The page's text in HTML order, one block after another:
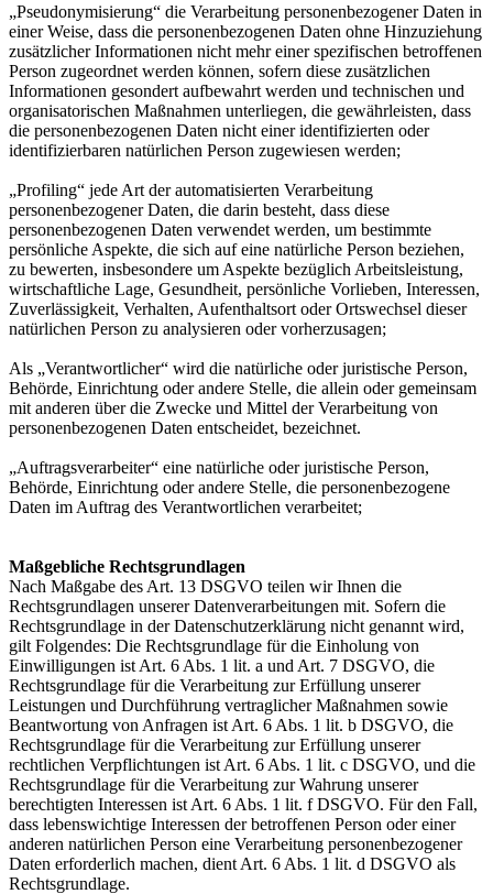
„Pseudonymisierung“ die Verarbeitung personenbezogener Daten in
einer Weise, dass die personenbezogenen Daten ohne Hinzuziehung
zusätzlicher Informationen nicht mehr einer spezifischen betroffenen
Person zugeordnet werden können, sofern diese zusätzlichen
Informationen gesondert aufbewahrt werden und technischen und
organisatorischen Maßnahmen unterliegen, die gewährleisten, dass
die personenbezogenen Daten nicht einer identifizierten oder
identifizierbaren natürlichen Person zugewiesen werden;
„Profiling“ jede Art der automatisierten Verarbeitung
personenbezogener Daten, die darin besteht, dass diese
personenbezogenen Daten verwendet werden, um bestimmte
persönliche Aspekte, die sich auf eine natürliche Person beziehen,
zu bewerten, insbesondere um Aspekte bezüglich Arbeitsleistung,
wirtschaftliche Lage, Gesundheit, persönliche Vorlieben, Interessen,
Zuverlässigkeit, Verhalten, Aufenthaltsort oder Ortswechsel dieser
natürlichen Person zu analysieren oder vorherzusagen;
Als „Verantwortlicher“ wird die natürliche oder juristische Person,
Behörde, Einrichtung oder andere Stelle, die allein oder gemeinsam
mit anderen über die Zwecke und Mittel der Verarbeitung von
personenbezogenen Daten entscheidet, bezeichnet.
„Auftragsverarbeiter“ eine natürliche oder juristische Person,
Behörde, Einrichtung oder andere Stelle, die personenbezogene
Daten im Auftrag des Verantwortlichen verarbeitet;
Maßgebliche Rechtsgrundlagen
Nach Maßgabe des Art. 13 DSGVO teilen wir Ihnen die
Rechtsgrundlagen unserer Datenverarbeitungen mit. Sofern die
Rechtsgrundlage in der Datenschutzerklärung nicht genannt wird,
gilt Folgendes: Die Rechtsgrundlage für die Einholung von
Einwilligungen ist Art. 6 Abs. 1 lit. a und Art. 7 DSGVO, die
Rechtsgrundlage für die Verarbeitung zur Erfüllung unserer
Leistungen und Durchführung vertraglicher Maßnahmen sowie
Beantwortung von Anfragen ist Art. 6 Abs. 1 lit. b DSGVO, die
Rechtsgrundlage für die Verarbeitung zur Erfüllung unserer
rechtlichen Verpflichtungen ist Art. 6 Abs. 1 lit. c DSGVO, und die
Rechtsgrundlage für die Verarbeitung zur Wahrung unserer
berechtigten Interessen ist Art. 6 Abs. 1 lit. f DSGVO. Für den Fall,
dass lebenswichtige Interessen der betroffenen Person oder einer
anderen natürlichen Person eine Verarbeitung personenbezogener
Daten erforderlich machen, dient Art. 6 Abs. 1 lit. d DSGVO als
Rechtsgrundlage.